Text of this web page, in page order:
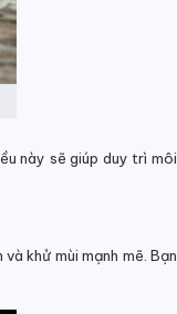
này sẽ giúp duy trì môi
khử mùi mạnh mẽ. Bạn